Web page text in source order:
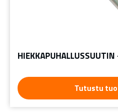
Tutustu